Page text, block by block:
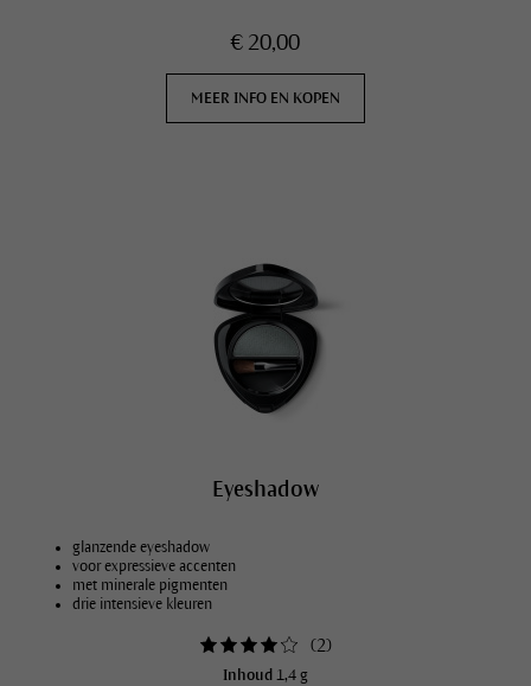
€ 20,00
MEER INFO EN KOPEN
Eyeshadow
glanzende eyeshadow
voor expressieve accenten
met minerale pigmenten
drie intensieve kleuren
(2)
Inhoud 1,4 g